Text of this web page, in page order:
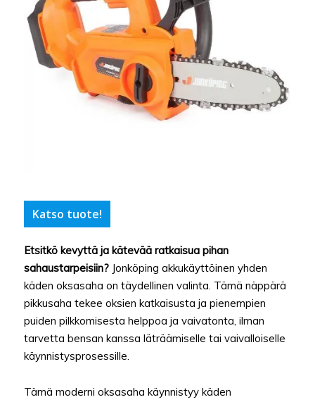
Katso tuote!
Etsitkö kevyttä ja kätevää ratkaisua pihan
sahaustarpeisiin? Jonköping akkukäyttöinen yhden
käden oksasaha on täydellinen valinta. Tämä näppärä
pikkusaha tekee oksien katkaisusta ja pienempien
puiden pilkkomisesta helppoa ja vaivatonta, ilman
tarvetta bensan kanssa läträämiselle tai vaivalloiselle
käynnistysprosessille.
Tämä moderni oksasaha käynnistyy käden